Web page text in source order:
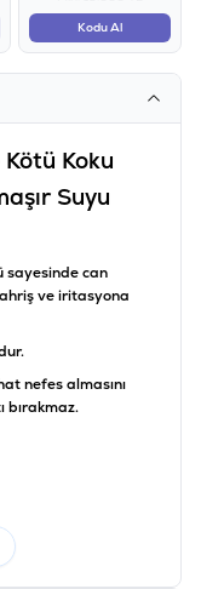
Kodu Al
Koku
Suyu
sayesinde can
ve iritasyona
nefes almasını
bırakmaz.
koltuk) kokusunu